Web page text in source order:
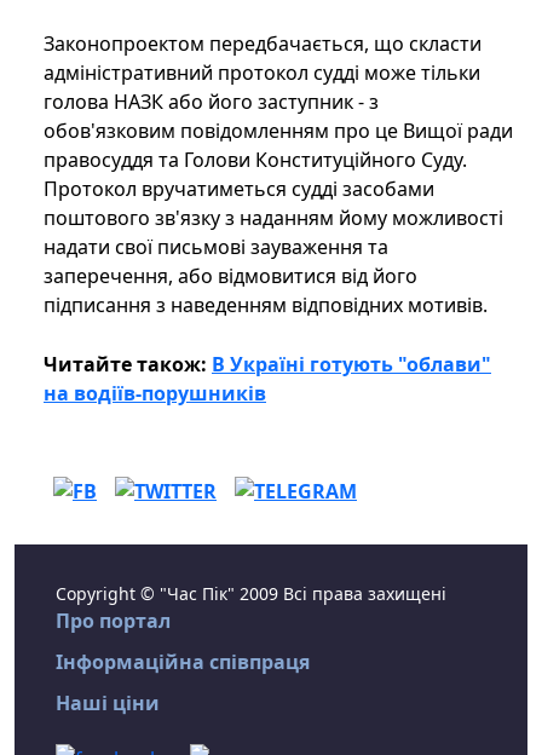
Законопроектом передбачається, що скласти
адміністративний протокол судді може тільки
голова НАЗК або його заступник - з
обов'язковим повідомленням про це Вищої ради
правосуддя та Голови Конституційного Суду.
Протокол вручатиметься судді засобами
поштового зв'язку з наданням йому можливості
надати свої письмові зауваження та
заперечення, або відмовитися від його
підписання з наведенням відповідних мотивів.
Читайте також: В Україні готують "облави"
на водіїв-порушників
Copyright © "Час Пік" 2009 Всі права захищені
Про портал
Інформаційна співпраця
Наші ціни